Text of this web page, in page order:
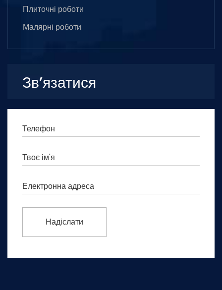
Плиточні роботи
Малярні роботи
Зв’язатися